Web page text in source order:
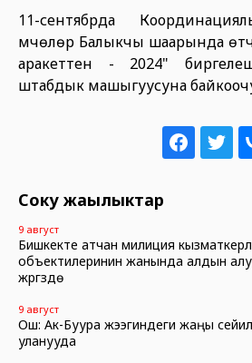
11-сентябрда
мүчөлөрү Балыкчы шаарында
аракеттенүү - 2024"
штабдык машыгуусуна
Соңку жаңылыктар
9 август
Бишкекте атчан милиция
объектилеринин жанында алдын
жүргүзүүдө
9 август
Ош: Ак-Буура жээгиндеги жаңы
уланууда